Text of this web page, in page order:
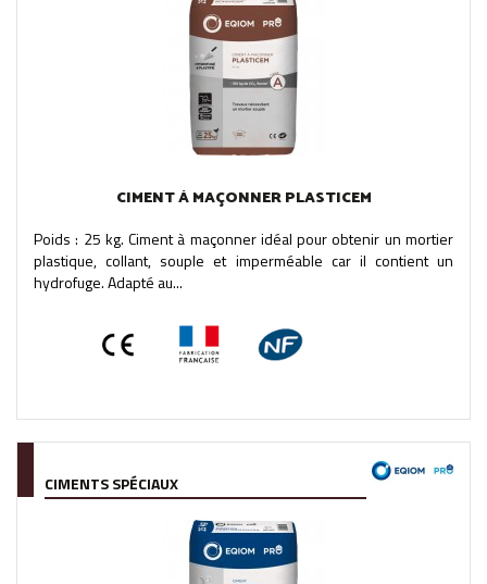
CIMENT À MAÇONNER PLASTICEM
Poids : 25 kg. Ciment à maçonner idéal pour obtenir un mortier
plastique, collant, souple et imperméable car il contient un
hydrofuge. Adapté au...
CIMENTS SPÉCIAUX